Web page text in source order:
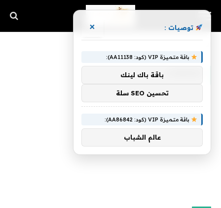
توصيات : ×
باقة متميزة VIP (كود: AA11138):
باقة باك لينك
تحسين SEO سلة
باقة متميزة VIP (كود: AA86842):
عالم الشباب